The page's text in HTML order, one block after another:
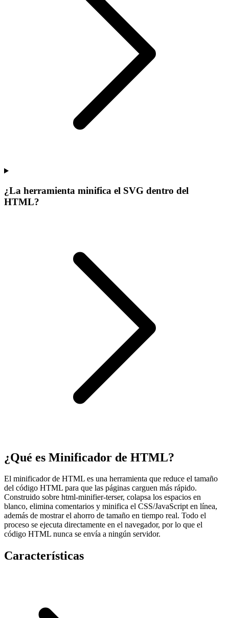
¿La herramienta minifica el SVG dentro del
HTML?
¿Qué es Minificador de HTML?
El minificador de HTML es una herramienta que reduce el tamaño
del código HTML para que las páginas carguen más rápido.
Construido sobre html-minifier-terser, colapsa los espacios en
blanco, elimina comentarios y minifica el CSS/JavaScript en línea,
además de mostrar el ahorro de tamaño en tiempo real. Todo el
proceso se ejecuta directamente en el navegador, por lo que el
código HTML nunca se envía a ningún servidor.
Características